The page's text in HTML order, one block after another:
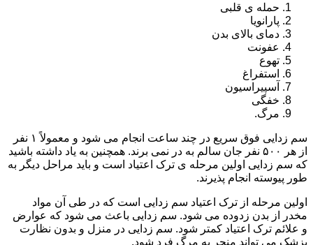
حمله ی قلبی
پارانویا
دمای بالای بدن
عفونت
تهوع
استفراغ
آسپیراسیون
خفگی
مرگ.
سم زدایی فوق سریع در چند ساعت انجام می شود و معمولاً ۱ نفر
از هر ۵۰۰ نفر جان سالم به در نمی برند. همچنین به یاد داشته باشید
که سم زدایی اولین مرحله ی ترک اعتیاد است و باید مراحل دیگر به
طور پیوسته انجام پذیرند.
اولین مرحله از ترک اعتیاد سم زدایی است که در طی آن مواد
مخدر از بدن زدوده می شود. سم زدایی باعث می شود که عوارض
و علائم ترک اعتیاد کمتر شود. سم زدایی در منزل و بدون نظارت
پزشک می تواند منجر به مرگ فرد شود.